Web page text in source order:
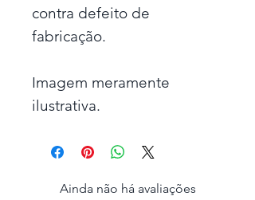
contra defeito de
fabricação.
Imagem meramente
ilustrativa.
Ainda não há avaliações